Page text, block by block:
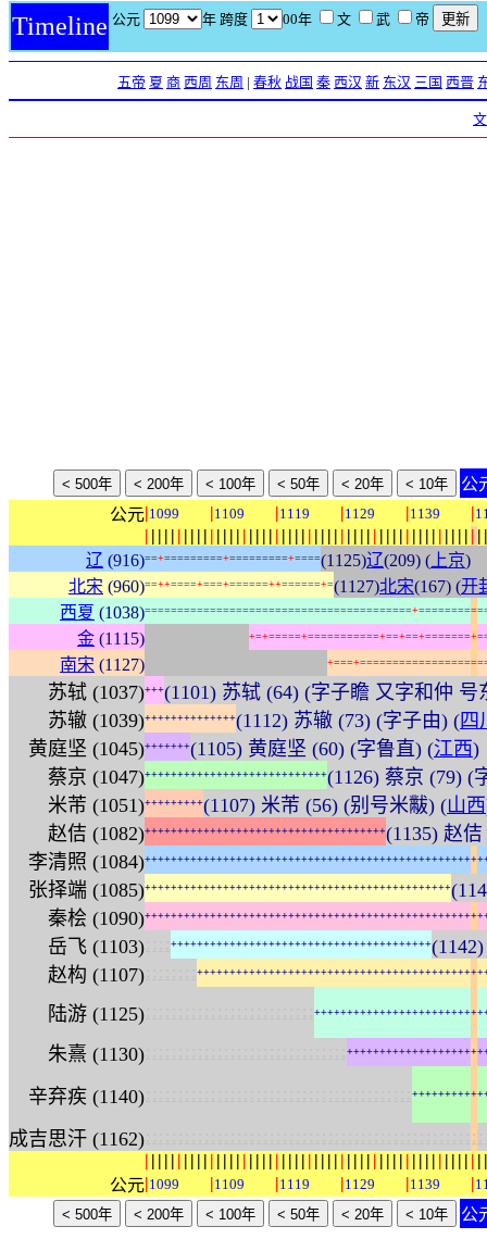
Timeline 公元 年 跨度 00年 文 武 帝
五帝 夏 商 西周 东周 | 春秋 战国 秦 西汉 新 东汉 三国 西晋
公
公元|1099 |1109 |1119 |1129 |1139 |
| | | | | | | | | | | | | | | | | | | | | | | | | | | | | | | | | | | | | | | | | | | | | | | | | | | | |
辽 (916)==+=========+=========+====(1125)辽(209) ( 上京)
北宋 (960)==++====+===+======++======+=(1127)北宋(167) (开
西夏 (1038)=========================================+==========
金 (1115) +=+=====+===========+==+==+=======+=
南宋 (1127) +===+===================
苏轼 (1037)+++(1101) 苏轼 (64) (字子瞻 又字和仲 号
苏辙 (1039)++++++++++++++(1112) 苏辙 (73) (字子由) (四
黄庭坚 (1045)+++++++(1105) 黄庭坚 (60) (字鲁直) (江西)
蔡京 (1047)++++++++++++++++++++++++++++(1126) 蔡京 (79) (
米芾 (1051)+++++++++(1107) 米芾 (56) (别号米黻) (山西
赵佶 (1082)+++++++++++++++++++++++++++++++++++++(1135) 赵
李清照 (1084)++++++++++++++++++++++++++++++++++++++++++++++++++++
张择端 (1085)+++++++++++++++++++++++++++++++++++++++++++++++
秦桧 (1090)++++++++++++++++++++++++++++++++++++++++++++++++++++
岳飞 (1103) ++++++++++++++++++++++++++++++++++++++++
赵构 (1107)
++++++++++++++++++++++++++++++++++++++++++++
陆游 (1125) ++++++++++++++++++++++++++
朱熹 (1130) +++++++++++++++++++++
辛弃疾 (1140) +++++++++++
成吉思汗 (1162) :
| | | | | | | | | | | | | | | | | | | | | | | | | | | | | | | | | | | | | | | | | | | | | | | | | | | | |
公元|1099 |1109 |1119 |1129 |1139 |
公